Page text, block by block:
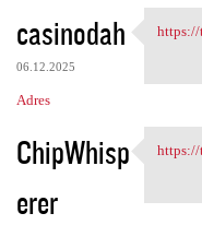
casinodah
06.12.2025
Adres
https://
ChipWhisp
erer
https://